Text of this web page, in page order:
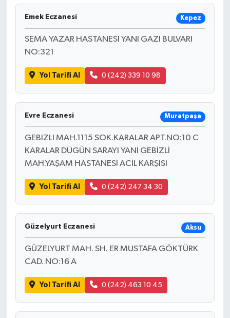
Emek Eczanesi Kepez
SEMA YAZAR HASTANESI YANI GAZI BULVARI
NO:321
Yol Tarifi Al 0 (242) 339 10 98
Evre Eczanesi Muratpaşa
GEBIZLI MAH.1115 SOK.KARALAR APT.NO:10 C
KARALAR DÜGÜN SARAYI YANI GEBİZLİ
MAH.YAŞAM HASTANESİ ACİL KARŞISI
Yol Tarifi Al 0 (242) 247 34 30
Güzelyurt Eczanesi Aksu
GÜZELYURT MAH. SH. ER MUSTAFA GÖKTÜRK
CAD. NO:16 A
Yol Tarifi Al 0 (242) 463 10 45